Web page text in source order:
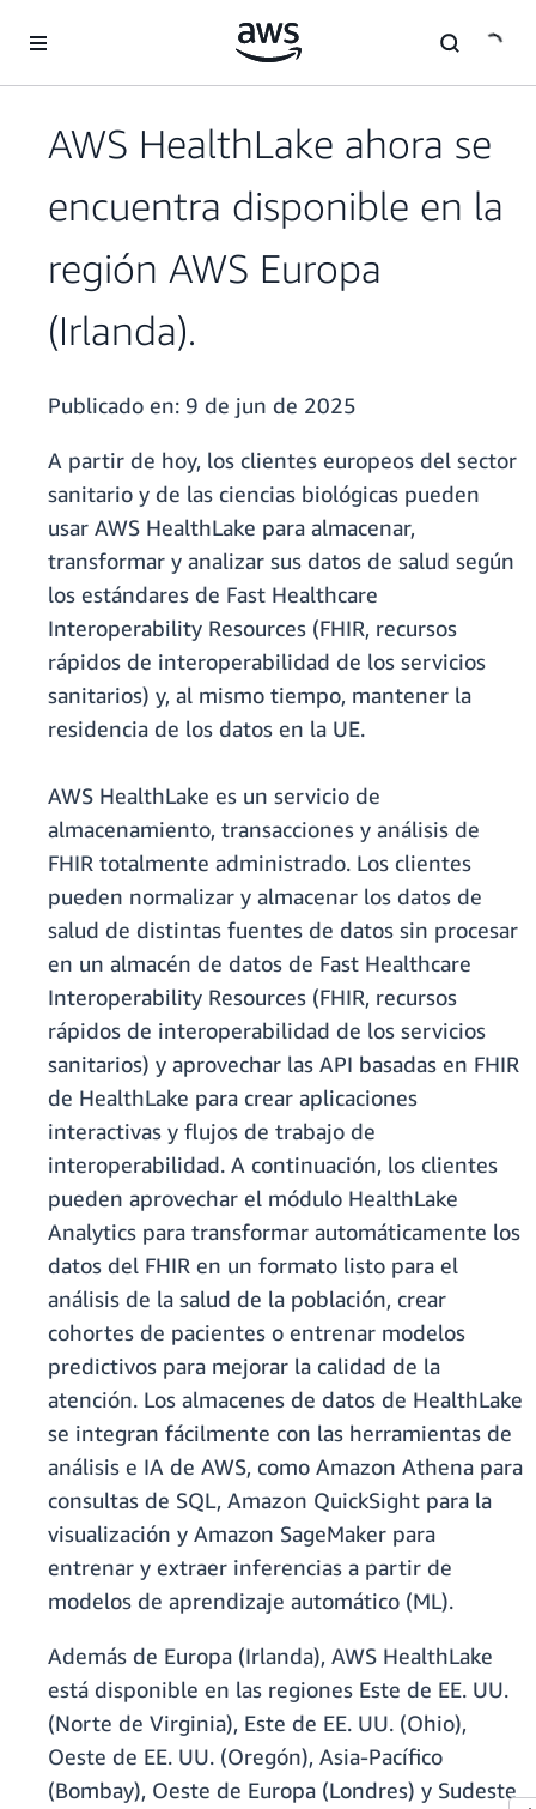
AWS HealthLake ahora se
encuentra disponible en la
región AWS Europa
(Irlanda).
Publicado en: 9 de jun de 2025
A partir de hoy, los clientes europeos del sector
sanitario y de las ciencias biológicas pueden
usar AWS HealthLake para almacenar,
transformar y analizar sus datos de salud según
los estándares de Fast Healthcare
Interoperability Resources (FHIR, recursos
rápidos de interoperabilidad de los servicios
sanitarios) y, al mismo tiempo, mantener la
residencia de los datos en la UE.
AWS HealthLake es un servicio de
almacenamiento, transacciones y análisis de
FHIR totalmente administrado. Los clientes
pueden normalizar y almacenar los datos de
salud de distintas fuentes de datos sin procesar
en un almacén de datos de Fast Healthcare
Interoperability Resources (FHIR, recursos
rápidos de interoperabilidad de los servicios
sanitarios) y aprovechar las API basadas en FHIR
de HealthLake para crear aplicaciones
interactivas y flujos de trabajo de
interoperabilidad. A continuación, los clientes
pueden aprovechar el módulo HealthLake
Analytics para transformar automáticamente los
datos del FHIR en un formato listo para el
análisis de la salud de la población, crear
cohortes de pacientes o entrenar modelos
predictivos para mejorar la calidad de la
atención. Los almacenes de datos de HealthLake
se integran fácilmente con las herramientas de
análisis e IA de AWS, como Amazon Athena para
consultas de SQL, Amazon QuickSight para la
visualización y Amazon SageMaker para
entrenar y extraer inferencias a partir de
modelos de aprendizaje automático (ML).
Además de Europa (Irlanda), AWS HealthLake
está disponible en las regiones Este de EE. UU.
(Norte de Virginia), Este de EE. UU. (Ohio),
Oeste de EE. UU. (Oregón), Asia-Pacífico
(Bombay), Oeste de Europa (Londres) y Sudeste